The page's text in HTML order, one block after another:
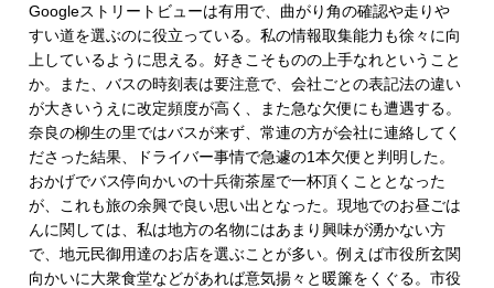
Googleストリートビューは有用で、曲がり角の確認や走りや
すい道を選ぶのに役立っている。私の情報取集能力も徐々に向
上しているように思える。好きこそものの上手なれということ
か。また、バスの時刻表は要注意で、会社ごとの表記法の違い
が大きいうえに改定頻度が高く、また急な欠便にも遭遇する。
奈良の柳生の里ではバスが来ず、常連の方が会社に連絡してく
ださった結果、ドライバー事情で急遽の1本欠便と判明した。
おかげでバス停向かいの十兵衛茶屋で一杯頂くこととなった
が、これも旅の余興で良い思い出となった。現地でのお昼ごは
んに関しては、私は地方の名物にはあまり興味が湧かない方
で、地元民御用達のお店を選ぶことが多い。例えば市役所玄関
向かいに大衆食堂などがあれば意気揚々と暖簾をくぐる。市役